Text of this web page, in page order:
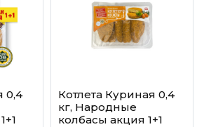
0,4
Котлета Куриная 0,4
кг, Народные
колбасы акция 1+1